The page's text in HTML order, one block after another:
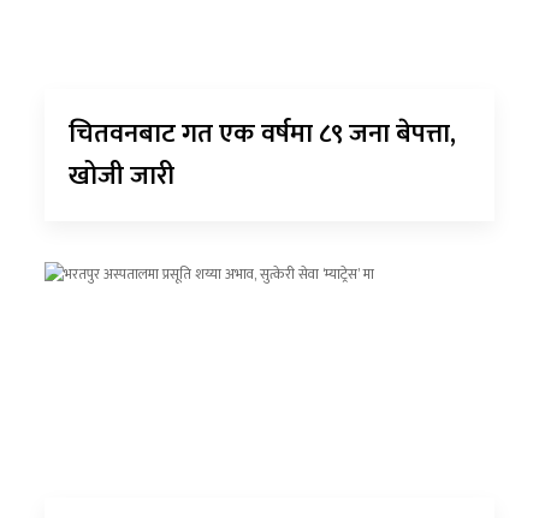
चितवनबाट गत एक वर्षमा ८९ जना बेपत्ता,
खोजी जारी